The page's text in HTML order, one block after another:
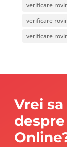
verificare
verificare
verificare
Vrei